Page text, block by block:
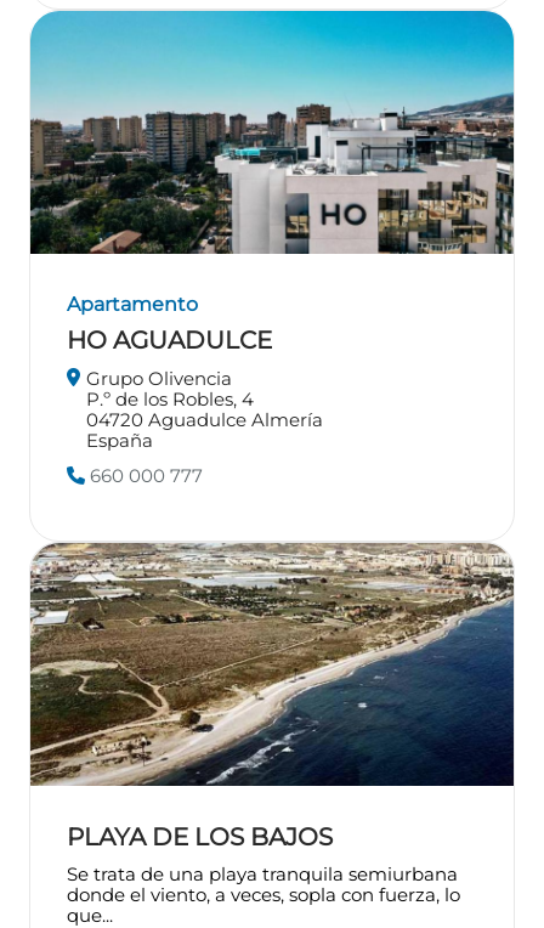
Apartamento
HO AGUADULCE
Grupo Olivencia
P.º de los Robles, 4
04720 Aguadulce Almería
España
660 000 777
PLAYA DE LOS BAJOS
Se trata de una playa tranquila semiurbana
donde el viento, a veces, sopla con fuerza, lo
que...